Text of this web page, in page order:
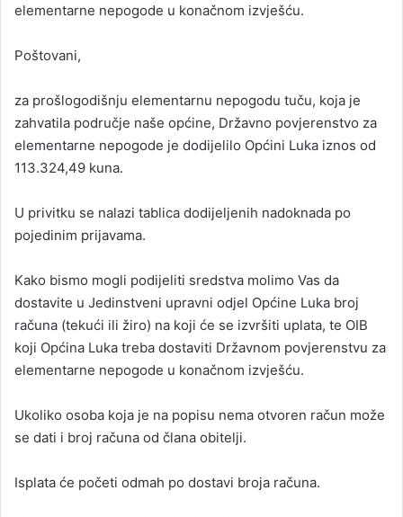
elementarne nepogode u konačnom izvješću.
Poštovani,
za prošlogodišnju elementarnu nepogodu tuču, koja je
zahvatila područje naše općine, Državno povjerenstvo za
elementarne nepogode je dodijelilo Općini Luka iznos od
113.324,49 kuna.
U privitku se nalazi tablica dodijeljenih nadoknada po
pojedinim prijavama.
Kako bismo mogli podijeliti sredstva molimo Vas da
dostavite u Jedinstveni upravni odjel Općine Luka broj
računa (tekući ili žiro) na koji će se izvršiti uplata, te OIB
koji Općina Luka treba dostaviti Državnom povjerenstvu za
elementarne nepogode u konačnom izvješću.
Ukoliko osoba koja je na popisu nema otvoren račun može
se dati i broj računa od člana obitelji.
Isplata će početi odmah po dostavi broja računa.